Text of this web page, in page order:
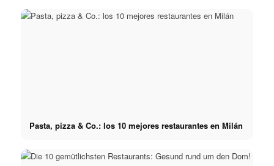
Pasta, pizza & Co.: los 10 mejores restaurantes en Milán